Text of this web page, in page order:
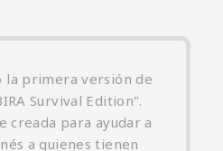
la primera versión de
Survival Edition".
creada para ayudar a
a quienes tienen